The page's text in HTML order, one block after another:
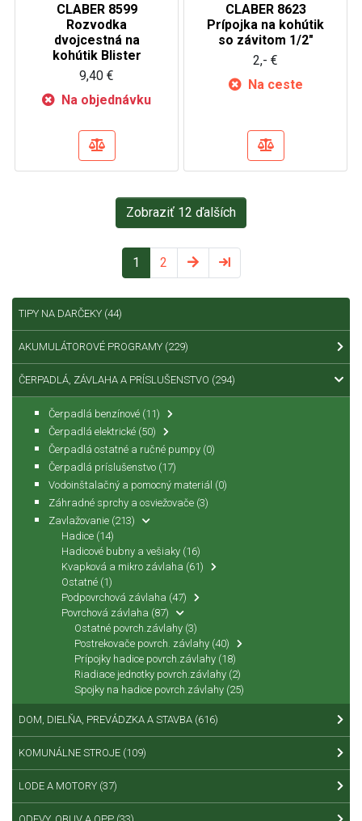
CLABER 8599
Rozvodka
dvojcestná na
kohútik Blister
9,40 €
Na objednávku
CLABER 8623
Prípojka na kohútik
so závitom 1/2"
2,- €
Na ceste
Zobraziť 12 ďalších
1 2
TIPY NA DARČEKY (44)
AKUMULÁTOROVÉ PROGRAMY (229)
ČERPADLÁ, ZÁVLAHA A PRÍSLUŠENSTVO (294)
Čerpadlá benzínové (11)
Čerpadlá elektrické (50)
Čerpadlá ostatné a ručné pumpy (0)
Čerpadlá príslušenstvo (17)
Vodoinštalačný a pomocný materiál (0)
Záhradné sprchy a osviežovače (3)
Zavlažovanie (213)
Hadice (14)
Hadicové bubny a vešiaky (16)
Kvapková a mikro závlaha (61)
Ostatné (1)
Podpovrchová závlaha (47)
Povrchová závlaha (87)
Ostatné povrch.závlahy (3)
Postrekovače povrch. závlahy (40)
Prípojky hadice povrch.závlahy (18)
Riadiace jednotky povrch.závlahy (2)
Spojky na hadice povrch.závlahy (25)
DOM, DIELŇA, PREVÁDZKA A STAVBA (616)
KOMUNÁLNE STROJE (109)
LODE A MOTORY (37)